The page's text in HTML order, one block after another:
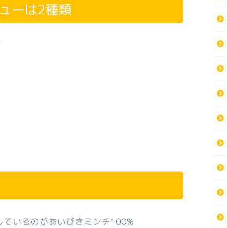
ーは2種類
いるのがあいびきミンチ100%